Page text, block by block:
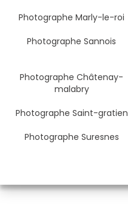
Photographe Marly-le-roi
Photographe Sannois
Photographe Châtenay-
malabry
Photographe Saint-gratien
Photographe Suresnes